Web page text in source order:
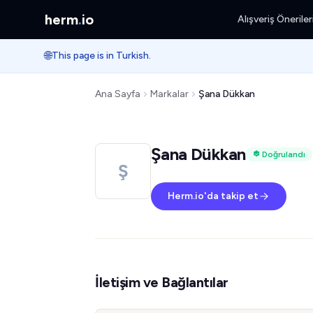
herm.io Alışveriş Önerileri
🌐This page is in Turkish.
Ana Sayfa Markalar Şana Dükkan
Ş
Şana Dükkan Doğrulandı
Herm.io'da takip et
İletişim ve Bağlantılar